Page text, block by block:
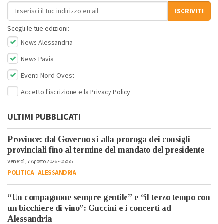
Indirizzo email
ISCRIVITI
Scegli le tue edizioni:
News Alessandria
News Pavia
Eventi Nord-Ovest
Accetto l'iscrizione e la Privacy Policy
ULTIMI PUBBLICATI
Province: dal Governo sì alla proroga dei consigli
provinciali fino al termine del mandato del presidente
Venerdì, 7 Agosto 2026 - 05:55
POLITICA-ALESSANDRIA
“Un compagnone sempre gentile” e “il terzo tempo con
un bicchiere di vino”: Guccini e i concerti ad
Alessandria